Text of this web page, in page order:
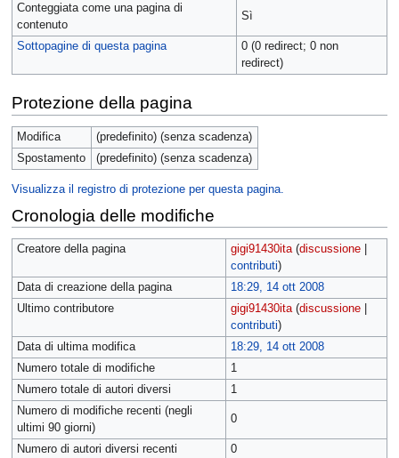
Conteggiata come una pagina di
contenuto
Sì
Sottopagine di questa pagina
0 (0 redirect; 0 non
redirect)
Protezione della pagina
Modifica
(predefinito) (senza scadenza)
Spostamento
(predefinito) (senza scadenza)
Visualizza il registro di protezione per questa pagina.
Cronologia delle modifiche
Creatore della pagina gigi91430ita (discussione|
contributi)
Data di creazione della pagina
18:29, 14 ott 2008
Ultimo contributore
gigi91430ita (discussione|
contributi)
Data di ultima modifica
18:29, 14 ott 2008
Numero totale di modifiche
1
Numero totale di autori diversi
1
Numero di modifiche recenti (negli
ultimi 90 giorni)
0
Numero di autori diversi recenti 0